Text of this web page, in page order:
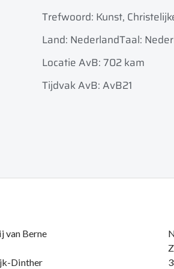
Trefwoord: Kunst,
Land: NederlandTaal:
Locatie AvB: 702 kam
Tijdvak AvB: AvB21
van Berne
Dinther